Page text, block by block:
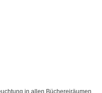
in allen Büchereiräumen